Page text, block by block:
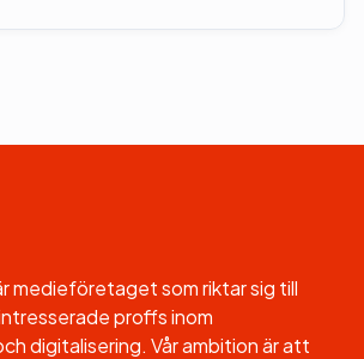
medieföretaget som riktar sig till
proffs inom
digitalisering. Vår ambition är att